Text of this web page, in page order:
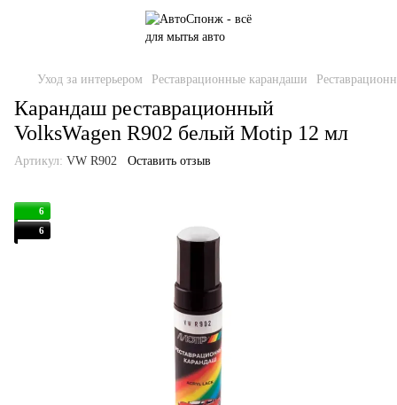
Уход за интерьером Реставрационные карандаши
Карандаш реставрационный
VolksWagen R902 белый Motip 12 мл
Артикул: VW R902 Оставить отзыв
6
6